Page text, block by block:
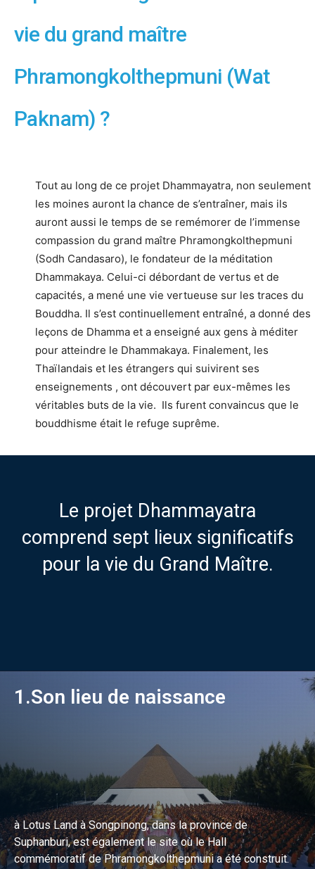
vie du grand maître
Phramongkolthepmuni (Wat
Paknam) ?
Tout au long de ce projet Dhammayatra, non seulement
les moines auront la chance de s’entraîner, mais ils
auront aussi le temps de se remémorer de l’immense
compassion du grand maître Phramongkolthepmuni
(Sodh Candasaro), le fondateur de la méditation
Dhammakaya. Celui-ci débordant de vertus et de
capacités, a mené une vie vertueuse sur les traces du
Bouddha. Il s’est continuellement entraîné, a donné des
leçons de Dhamma et a enseigné aux gens à méditer
pour atteindre le Dhammakaya. Finalement, les
Thaïlandais et les étrangers qui suivirent ses
enseignements , ont découvert par eux-mêmes les
véritables buts de la vie. Ils furent convaincus que le
bouddhisme était le refuge suprême.
Le projet Dhammayatra
comprend sept lieux significatifs
pour la vie du Grand Maître.
1.Son lieu de naissance
à Lotus Land à Songpinong, dans la province de
Suphanburi, est également le site où le Hall
commémoratif de Phramongkolthepmuni a été construit.